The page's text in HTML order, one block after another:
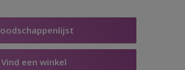
Vind een winkel